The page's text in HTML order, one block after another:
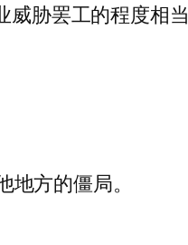
威胁罢工的程度相当
方的僵局。